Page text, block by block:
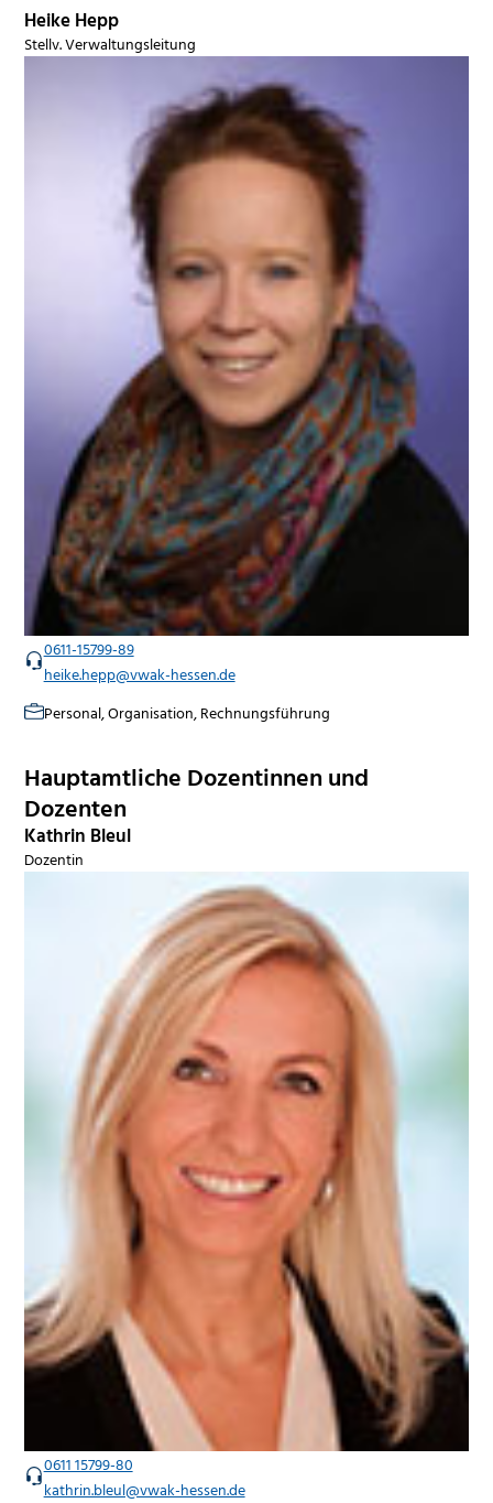
Heike Hepp
Stellv. Verwaltungsleitung
0611-15799-89
heike.hepp@vwak-hessen.de
Personal, Organisation, Rechnungsführung
Hauptamtliche Dozentinnen und
Dozenten
Kathrin Bleul
Dozentin
0611 15799-80
kathrin.bleul@vwak-hessen.de